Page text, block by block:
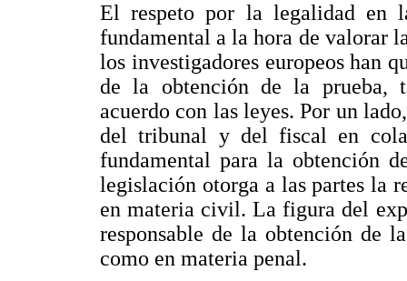
El respeto por la legalidad en
fundamental a la hora de valorar
los investigadores europeos han
de la obtención de la prueba,
acuerdo con las leyes. Por un
del tribunal y del fiscal en
fundamental para la obtención
legislación otorga a las partes la
en materia civil. La figura del
responsable de la obtención de
como en materia penal.